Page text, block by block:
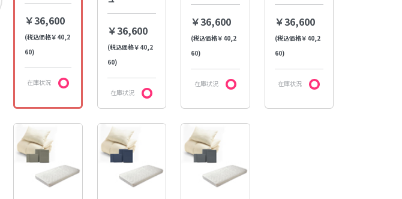
￥36,600
(税込価格￥40,2
60)
在庫状況
￥36,600
(税込価格￥40,2
60)
在庫状況
￥36,600
(税込価格￥40,2
60)
在庫状況
￥36,600
(税込価格￥40,2
60)
在庫状況